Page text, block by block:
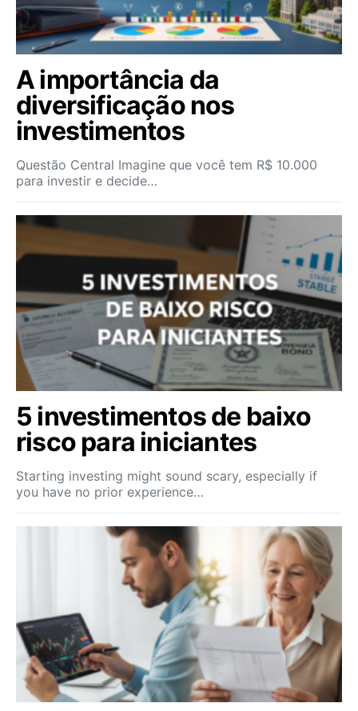
A importância da
diversificação nos
investimentos
Questão Central Imagine que você tem R$ 10.000
para investir e decide…
5 investimentos de baixo
risco para iniciantes
Starting investing might sound scary, especially if
you have no prior experience…